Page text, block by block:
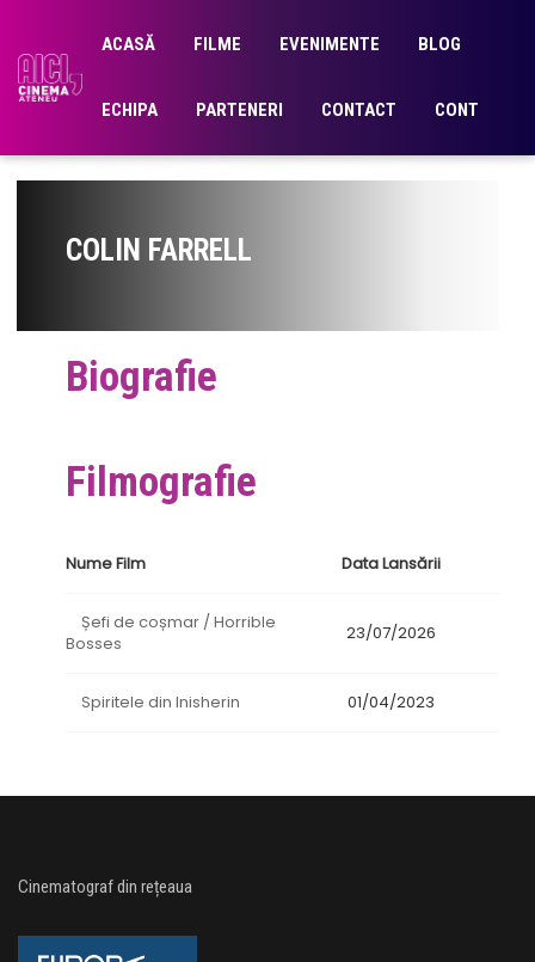
ACASĂ FILME EVENIMENTE BLOG
ECHIPA PARTENERI CONTACT CONT
COLIN FARRELL
Biografie
Filmografie
Nume Film Data Lansării
Șefi de coșmar / Horrible
Bosses
23/07/2026
Spiritele din Inisherin 01/04/2023
Cinematograf din rețeaua